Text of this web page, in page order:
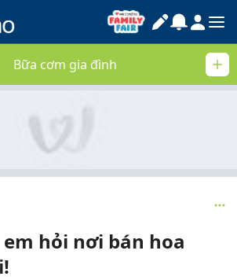
Bữa cơm gia đình
em hỏi nơi bán hoa